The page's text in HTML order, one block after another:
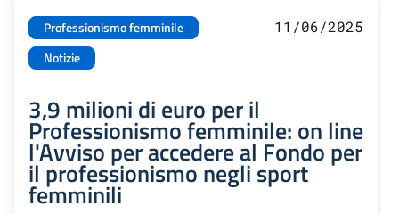
Professionismo femminile
Notizie
11/06/2025
3,9 milioni di euro per il
Professionismo femminile: on line
l'Avviso per accedere al Fondo per
il professionismo negli sport
femminili